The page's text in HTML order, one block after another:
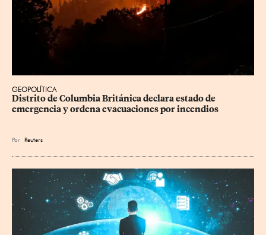
GEOPOLÍTICA
Distrito de Columbia Británica declara estado de
emergencia y ordena evacuaciones por incendios
Por Reuters